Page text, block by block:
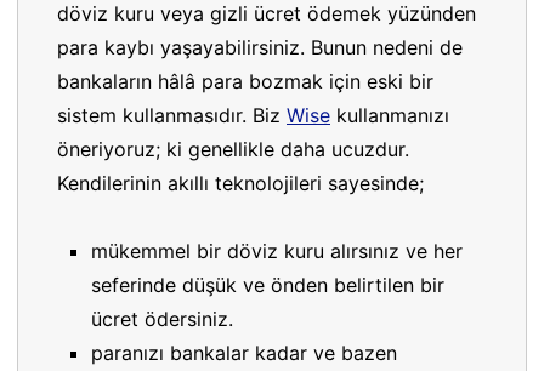
döviz kuru veya gizli ücret ödemek yüzünden
para kaybı yaşayabilirsiniz. Bunun nedeni de
bankaların hâlâ para bozmak için eski bir
sistem kullanmasıdır. Biz Wise kullanmanızı
öneriyoruz; ki genellikle daha ucuzdur.
Kendilerinin akıllı teknolojileri sayesinde;
mükemmel bir döviz kuru alırsınız ve her
seferinde düşük ve önden belirtilen bir
ücret ödersiniz.
paranızı bankalar kadar ve bazen